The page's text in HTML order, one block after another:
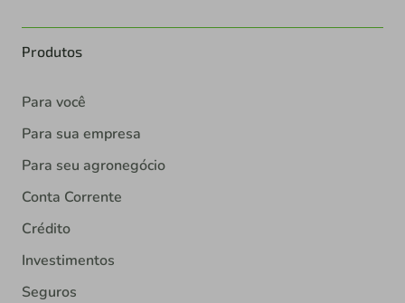
Produtos
Para você
Para sua empresa
Para seu agronegócio
Conta Corrente
Crédito
Investimentos
Seguros